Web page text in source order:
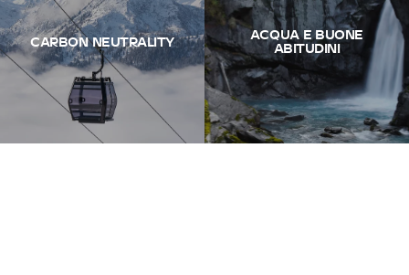
CARBON NEUTRALITY
ACQUA E BUONE
ABITUDINI